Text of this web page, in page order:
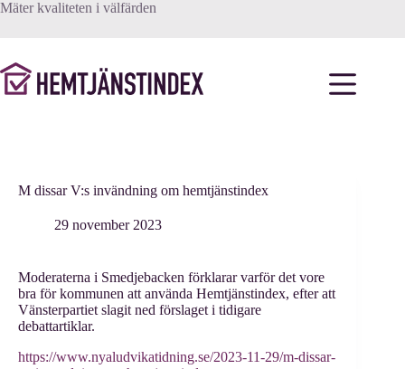
Hoppa
Mäter kvaliteten i välfärden
M dissar V:s invändning om hemtjänstindex
29 november 2023
Moderaterna i Smedjebacken förklarar varför det vore
bra för kommunen att använda Hemtjänstindex, efter att
Vänsterpartiet slagit ned förslaget i tidigare
debattartiklar.
https://www.nyaludvikatidning.se/2023-11-29/m-dissar-